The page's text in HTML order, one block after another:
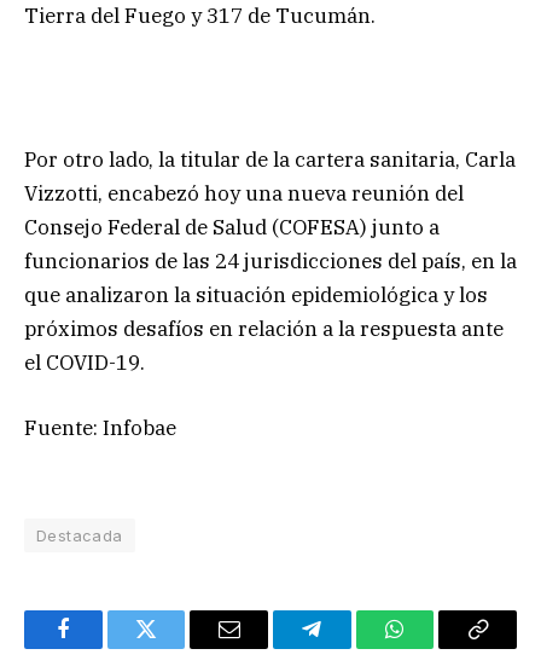
Tierra del Fuego y 317 de Tucumán.
Por otro lado, la titular de la cartera sanitaria, Carla
Vizzotti, encabezó hoy una nueva reunión del
Consejo Federal de Salud (COFESA) junto a
funcionarios de las 24 jurisdicciones del país, en la
que analizaron la situación epidemiológica y los
próximos desafíos en relación a la respuesta ante
el COVID-19.
Fuente: Infobae
Destacada
FacebookTwitter Email TelegramWhatsAppCopy